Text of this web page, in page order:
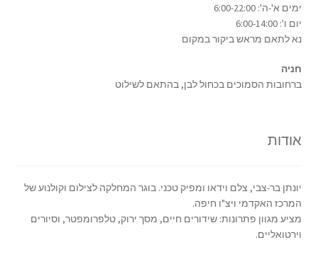
ימים א'-ה': 6:00-22:00
יום ו': 6:00-14:00
נא לתאם מראש ביקור במקום
חניה
ברחובות הסמוכים בכחול לבן, בהתאם לשילוט
אודות
יונתן בר-צבי, צלם וידאו ומפיק טכני. בוגר המחלקה לצילום וקולנוע של
המרכז האקדמי ויצ"ו חיפה.
מציע מגוון פתרונות: שידורים חיים, מסך ירוק, טלפרומפטר, וסיורים
וירטואליים.